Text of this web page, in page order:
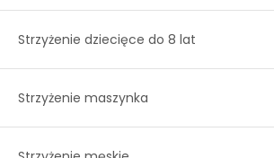
Strzyżenie dziecięce do 8 lat
Strzyżenie maszynka